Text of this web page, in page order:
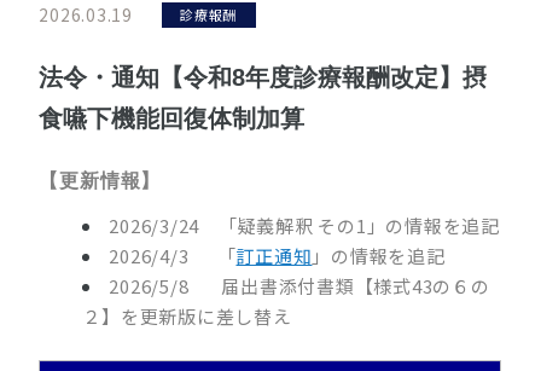
2026.03.19 診療報酬
法令・通知【令和8年度診療報酬改定】摂
食嚥下機能回復体制加算
【更新情報】
2026/3/24 「疑義解釈 その1」の情報を追記
2026/4/3 「訂正通知 」の情報を追記
2026/5/8 届出書添付書類 【様式43の６の
２】 を更新版に差し替え